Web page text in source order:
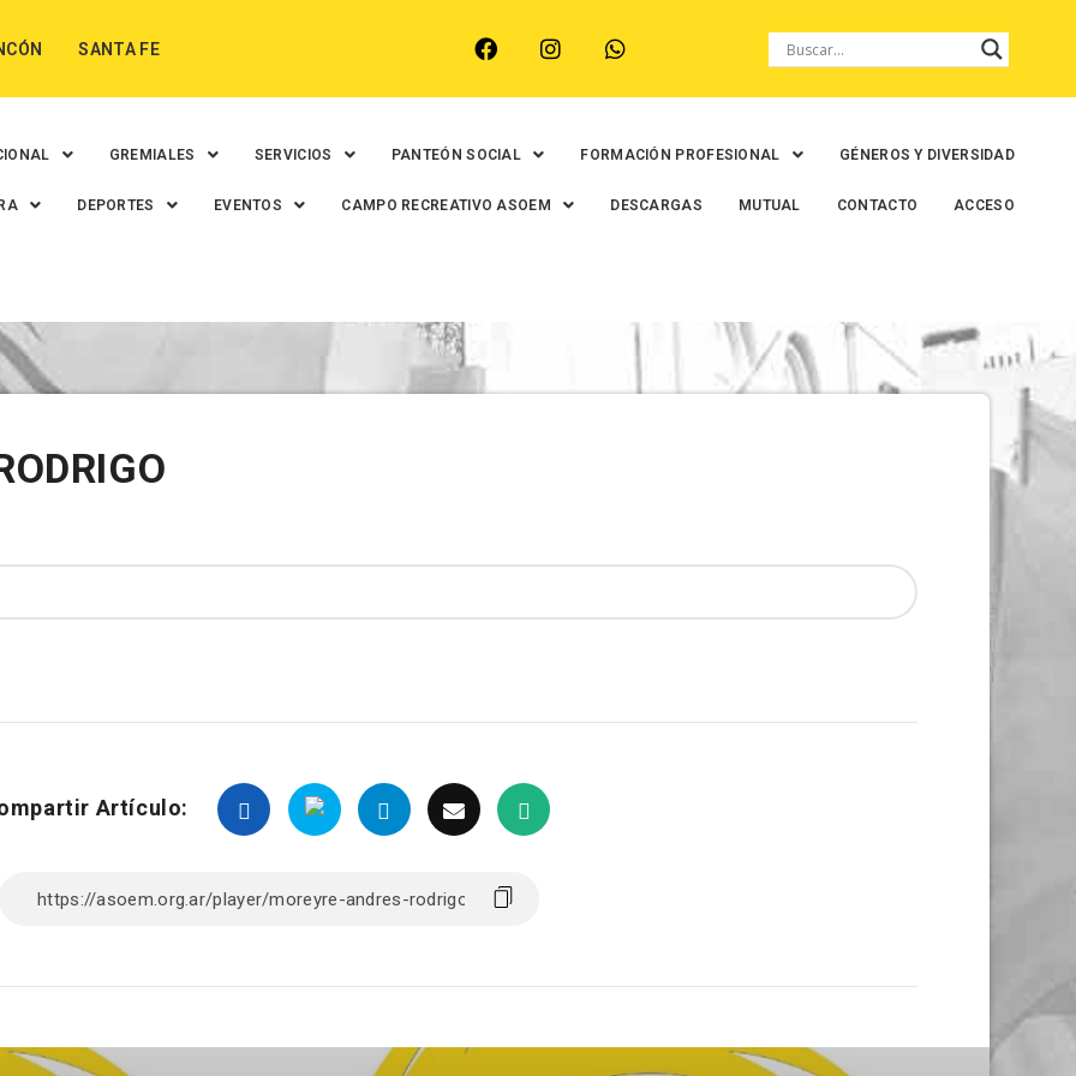
SANTA FE
GREMIALES SERVICIOS PANTEÓN SOCIAL FORMACIÓN PROFESIONAL GÉNEROS Y DIVERSIDAD
DEPORTES EVENTOS CAMPO RECREATIVO ASOEM DESCARGAS MUTUAL CONTACTO ACCESO
Artículo: